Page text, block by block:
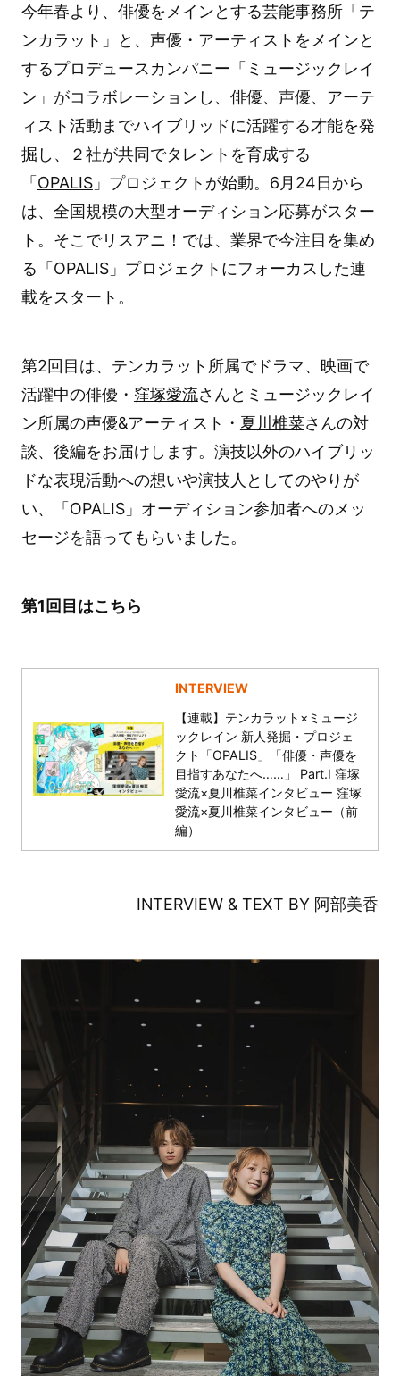
今年春より、俳優をメインとする芸能事務所「テ
ンカラット」と、声優・アーティストをメインと
するプロデュースカンパニー「ミュージックレイ
ン」がコラボレーションし、俳優、声優、アーテ
ィスト活動までハイブリッドに活躍する才能を発
掘し、２社が共同でタレントを育成する
「 OPALIS」プロジェクトが始動。6月24日から
は、全国規模の大型オーディション応募がスター
ト。そこでリスアニ！では、業界で今注目を集め
る「OPALIS」プロジェクトにフォーカスした連
載をスタート。
第2回目は、テンカラット所属でドラマ、映画で
活躍中の俳優・ 窪塚愛流さんとミュージックレイ
ン所属の声優&アーティスト・ 夏川椎菜さんの対
談、後編をお届けします。演技以外のハイブリッ
ドな表現活動への想いや演技人としてのやりが
い、「OPALIS」オーディション参加者へのメッ
セージを語ってもらいました。
第1回目はこちら
INTERVIEW
【連載】テンカラット×ミュージ
ックレイン 新人発掘・プロジェ
クト「OPALIS」「俳優・声優を
目指すあなたへ……」 Part.I 窪塚
愛流×夏川椎菜インタビュー 窪塚
愛流×夏川椎菜インタビュー（前
編）
INTERVIEW & TEXT BY 阿部美香